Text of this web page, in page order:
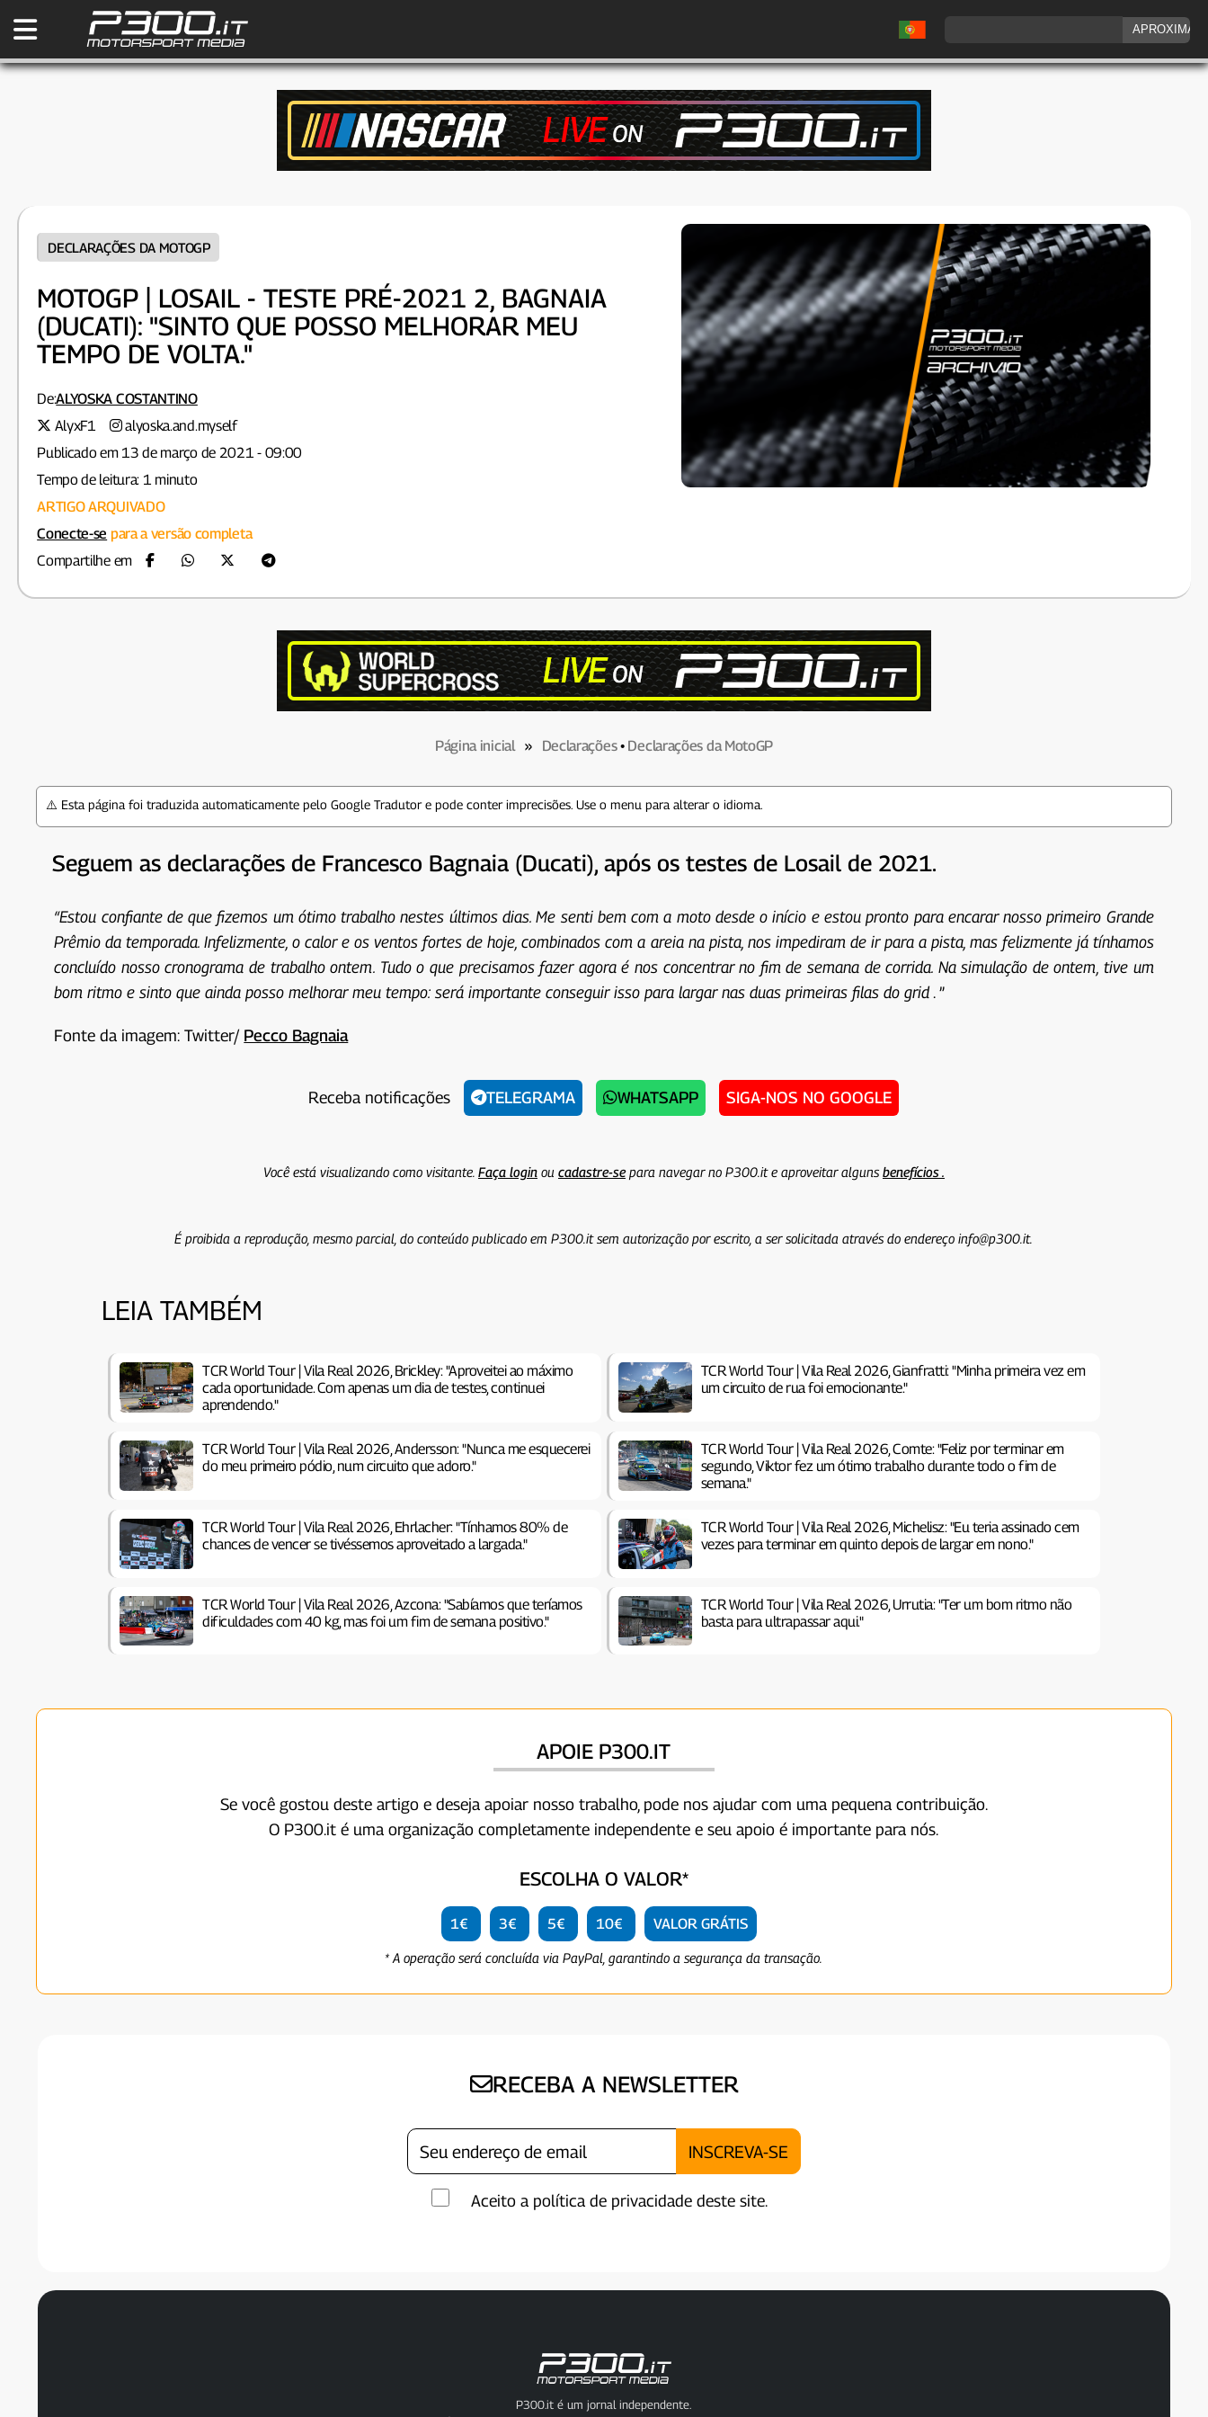
DECLARAÇÕES DA MOTOGP
MOTOGP | LOSAIL - TESTE PRÉ-2021 2, BAGNAIA
(DUCATI): "SINTO QUE POSSO MELHORAR MEU
TEMPO DE VOLTA."
De:ALYOSKA COSTANTINO
AlyxF1
alyoska.and.myself
Publicado em 13 de março de 2021 - 09:00
Tempo de leitura: 1 minuto
ARTIGO ARQUIVADO
Conecte-se para a versão completa
Compartilhe em
Página inicial» Declarações• Declarações da MotoGP
⚠️ Esta página foi traduzida automaticamente pelo Google Tradutor e pode conter imprecisões. Use o menu para alterar o idioma.
Seguem as declarações de Francesco Bagnaia (Ducati), após os testes de Losail de 2021.
“Estou confiante de que fizemos um ótimo trabalho nestes últimos dias. Me senti bem com a moto desde o início e estou pronto para encarar nosso primeiro Grande
Prêmio da temporada. Infelizmente, o calor e os ventos fortes de hoje, combinados com a areia na pista, nos impediram de ir para a pista, mas felizmente já tínhamos
concluído nosso cronograma de trabalho ontem. Tudo o que precisamos fazer agora é nos concentrar no fim de semana de corrida. Na simulação de ontem, tive um
bom ritmo e sinto que ainda posso melhorar meu tempo: será importante conseguir isso para largar nas duas primeiras filas do grid. ”
Fonte da imagem: Twitter/ Pecco Bagnaia
Receba notificações TELEGRAMA WHATSAPP SIGA-NOS NO GOOGLE
Você está visualizando como visitante. Faça loginou cadastre-separa navegar no P300.it e aproveitar algunsbenefícios .
É proibida a reprodução, mesmo parcial, do conteúdo publicado em P300.it sem autorização por escrito, a ser solicitada através do endereço info@p300.it.
LEIA TAMBÉM
TCR World Tour | Vila Real 2026, Brickley: "Aproveitei ao máximo
cada oportunidade. Com apenas um dia de testes, continuei
aprendendo."
TCR World Tour | Vila Real 2026, Gianfratti: "Minha primeira vez em
um circuito de rua foi emocionante."
TCR World Tour | Vila Real 2026, Andersson: "Nunca me esquecerei
do meu primeiro pódio, num circuito que adoro."
TCR World Tour | Vila Real 2026, Comte: "Feliz por terminar em
segundo, Viktor fez um ótimo trabalho durante todo o fim de
semana."
TCR World Tour | Vila Real 2026, Ehrlacher: "Tínhamos 80% de
chances de vencer se tivéssemos aproveitado a largada."
TCR World Tour | Vila Real 2026, Michelisz: "Eu teria assinado cem
vezes para terminar em quinto depois de largar em nono."
TCR World Tour | Vila Real 2026, Azcona: "Sabíamos que teríamos
dificuldades com 40 kg, mas foi um fim de semana positivo."
TCR World Tour | Vila Real 2026, Urrutia: "Ter um bom ritmo não
basta para ultrapassar aqui."
APOIE P300.IT
Se você gostou deste artigo e deseja apoiar nosso trabalho, pode nos ajudar com uma pequena contribuição.
O P300.it é uma organização completamente independente e seu apoio é importante para nós.
ESCOLHA O VALOR*
1€ 3€ 5€ 10€ VALOR GRÁTIS
* A operação será concluída via PayPal, garantindo a segurança da transação.
RECEBA A NEWSLETTER
Aceito a política de privacidade deste site.
P300.it é um jornal independente.